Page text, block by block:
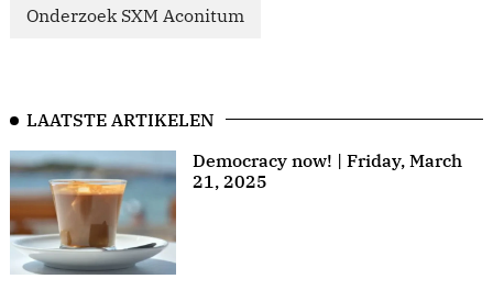
Onderzoek SXM Aconitum
LAATSTE ARTIKELEN
Democracy now! | Friday, March
21, 2025